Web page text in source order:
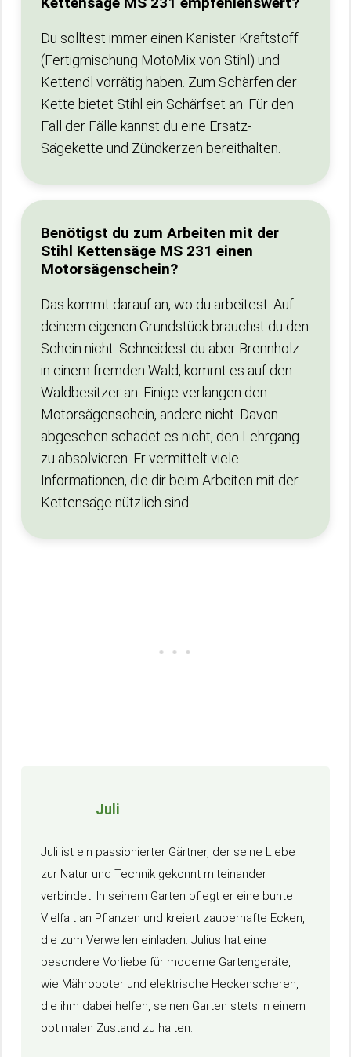
Du solltest immer einen Kanister Kraftstoff
(Fertigmischung MotoMix von Stihl) und
Kettenöl vorrätig haben. Zum Schärfen der
Kette bietet Stihl ein Schärfset an. Für den
Fall der Fälle kannst du eine Ersatz-
Sägekette und Zündkerzen bereithalten.
Benötigst du zum Arbeiten mit der
Stihl Kettensäge MS 231 einen
Motorsägenschein?
Das kommt darauf an, wo du arbeitest. Auf
deinem eigenen Grundstück brauchst du den
Schein nicht. Schneidest du aber Brennholz
in einem fremden Wald, kommt es auf den
Waldbesitzer an. Einige verlangen den
Motorsägenschein, andere nicht. Davon
abgesehen schadet es nicht, den Lehrgang
zu absolvieren. Er vermittelt viele
Informationen, die dir beim Arbeiten mit der
Kettensäge nützlich sind.
Juli
Juli ist ein passionierter Gärtner, der seine Liebe
zur Natur und Technik gekonnt miteinander
verbindet. In seinem Garten pflegt er eine bunte
Vielfalt an Pflanzen und kreiert zauberhafte Ecken,
die zum Verweilen einladen. Julius hat eine
besondere Vorliebe für moderne Gartengeräte,
wie Mähroboter und elektrische Heckenscheren,
die ihm dabei helfen, seinen Garten stets in einem
optimalen Zustand zu halten.